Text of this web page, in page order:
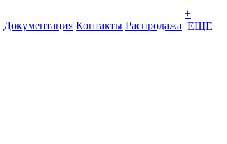
Документация Контакты Распродажа
+
ЕЩЕ